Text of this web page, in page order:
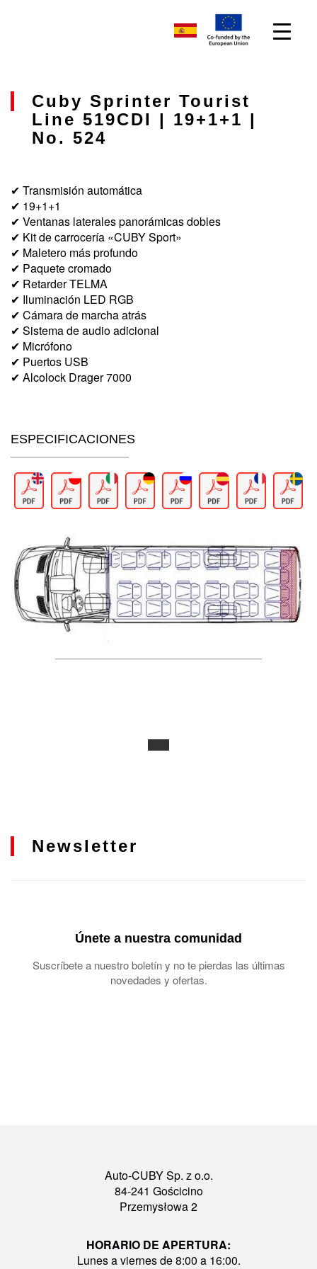
Cuby Sprinter Tourist
Line 519CDI | 19+1+1 |
No. 524
✔ Transmisión automática
✔ 19+1+1
✔ Ventanas laterales panorámicas dobles
✔ Kit de carrocería «CUBY Sport»
✔ Maletero más profundo
✔ Paquete cromado
✔ Retarder TELMA
✔ Iluminación LED RGB
✔ Cámara de marcha atrás
✔ Sistema de audio adicional
✔ Micrófono
✔ Puertos USB
✔ Alcolock Drager 7000
ESPECIFICACIONES
Newsletter
Únete a nuestra comunidad
Suscríbete a nuestro boletín y no te pierdas las últimas
novedades y ofertas.
Auto-CUBY Sp. z o.o.
84-241 Gościcino
Przemysłowa 2
HORARIO DE APERTURA:
Lunes a viernes de 8:00 a 16:00.